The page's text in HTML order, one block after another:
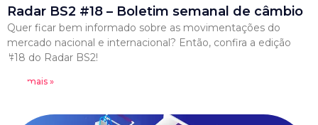
Radar BS2 #18 – Boletim semanal de câmbio
Quer ficar bem informado sobre as movimentações do
mercado nacional e internacional? Então, confira a edição
#18 do Radar BS2!
Leia mais »